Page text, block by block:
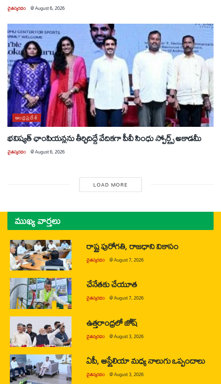
చైతన్యరధం @August 6, 2026
ఆంధ్రప్రదేశ్
భవిష్యత్ ఛాంపియన్లను తీర్చిదిద్దే వేదికగా పీవీ సింధు స్పోర్ట్స్ అకాడమీ
చైతన్యరధం @August 6, 2026
LOAD MORE
ముఖ్య వార్తలు
రాష్ట్ర పురోగతి, రాజధాని వికాసం
చైతన్యరధం @August 7, 2026
చేనేతకు చేయూత
చైతన్యరధం @August 7, 2026
ఉత్తరాంధ్రలో జోష్
చైతన్యరధం @August 3, 2026
ఏపీ, ఆస్ట్రేలియా మధ్య నాలుగు ఒప్పందాలు
చైతన్యరధం @August 3, 2026